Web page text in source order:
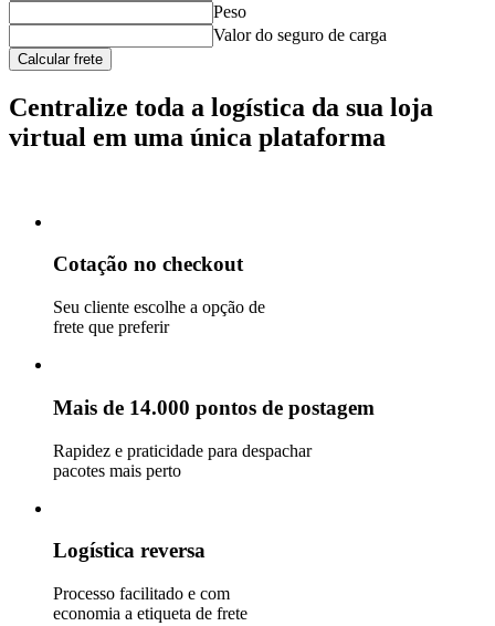
Peso
Valor do seguro de carga
Calcular frete
Centralize toda a logística da sua loja
virtual em uma única plataforma
Cotação no checkout
Seu cliente escolhe a opção de
frete que preferir
Mais de 14.000 pontos de postagem
Rapidez e praticidade para despachar
pacotes mais perto
Logística reversa
Processo facilitado e com
economia a etiqueta de frete